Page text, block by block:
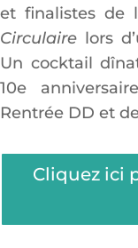
et finalistes de
Circulaire lors
Un cocktail
10e
Rentrée DD et
Cliquez ici